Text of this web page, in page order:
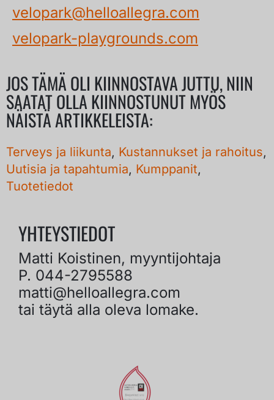
velopark@helloallegra.com
velopark-playgrounds.com
JOS TÄMÄ OLI KIINNOSTAVA JUTTU, NIIN
SAATAT OLLA KIINNOSTUNUT MYÖS
NÄISTÄ ARTIKKELEISTA:
Terveys ja liikunta, Kustannukset ja rahoitus,
Uutisia ja tapahtumia, Kumppanit,
Tuotetiedot
YHTEYSTIEDOT
Matti Koistinen, myyntijohtaja
P. 044-2795588
matti@helloallegra.com
tai täytä alla oleva lomake.